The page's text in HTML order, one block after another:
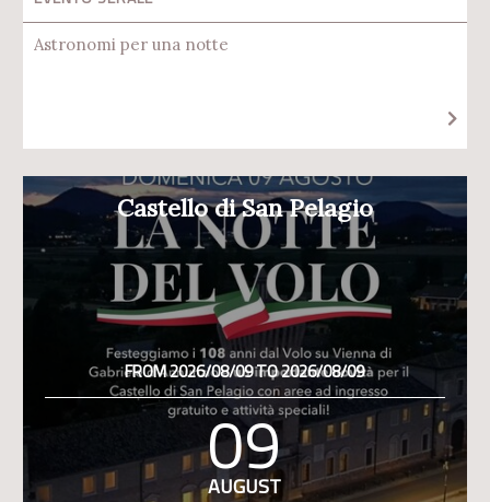
Astronomi per una notte
Castello di San Pelagio
FROM 2026/08/09 TO 2026/08/09
09
AUGUST